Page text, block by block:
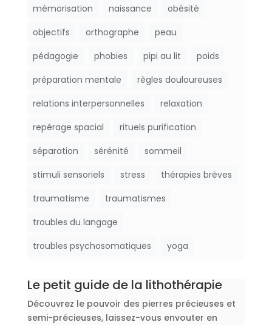
mémorisation
naissance
obésité
objectifs
orthographe
peau
pédagogie
phobies pipi au lit
poids
préparation mentale
règles douloureuses
relations interpersonnelles
relaxation
repérage spacial
rituels purification
séparation
sérénité
sommeil
stimuli sensoriels
stress
thérapies brèves
traumatisme
traumatismes
troubles du langage
troubles psychosomatiques
yoga
Le petit guide de la lithothérapie
Découvrez le pouvoir des pierres précieuses et
semi-précieuses, laissez-vous envouter en